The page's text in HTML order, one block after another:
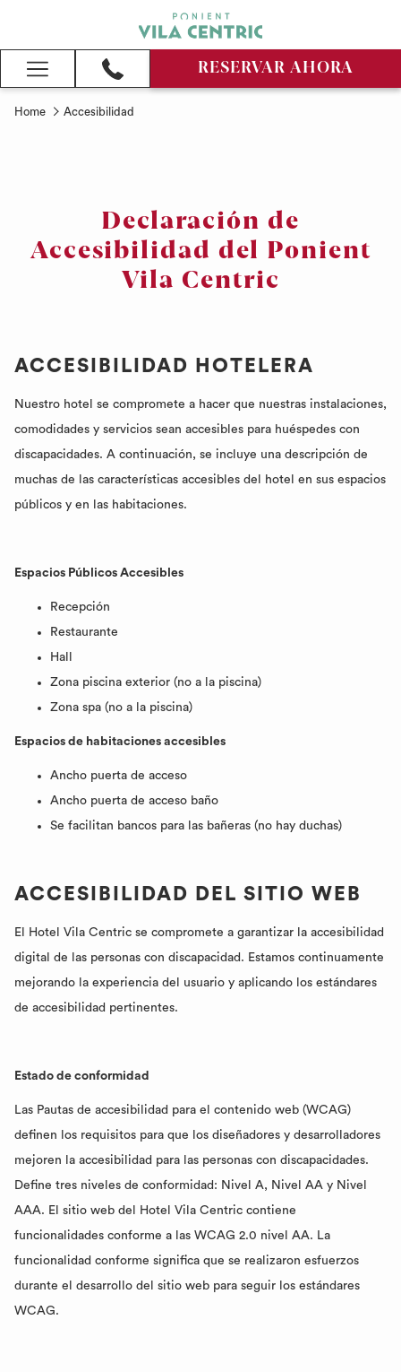
Hamburger
Menu
RESERVAR AHORA
Home Accesibilidad
Declaración de
Accesibilidad del Ponient
Vila Centric
ACCESIBILIDAD HOTELERA
Nuestro hotel se compromete a hacer que nuestras instalaciones,
comodidades y servicios sean accesibles para huéspedes con
discapacidades. A continuación, se incluye una descripción de
muchas de las características accesibles del hotel en sus espacios
públicos y en las habitaciones.
Espacios Públicos Accesibles
Recepción
Restaurante
Hall
Zona piscina exterior (no a la piscina)
Zona spa (no a la piscina)
Espacios de habitaciones accesibles
Ancho puerta de acceso
Ancho puerta de acceso baño
Se facilitan bancos para las bañeras (no hay duchas)
ACCESIBILIDAD DEL SITIO WEB
El Hotel Vila Centric se compromete a garantizar la accesibilidad
digital de las personas con discapacidad. Estamos continuamente
mejorando la experiencia del usuario y aplicando los estándares
de accesibilidad pertinentes.
Estado de conformidad
Las Pautas de accesibilidad para el contenido web (WCAG)
definen los requisitos para que los diseñadores y desarrolladores
mejoren la accesibilidad para las personas con discapacidades.
Define tres niveles de conformidad: Nivel A, Nivel AA y Nivel
AAA. El sitio web del Hotel Vila Centric contiene
funcionalidades conforme a las WCAG 2.0 nivel AA. La
funcionalidad conforme significa que se realizaron esfuerzos
durante el desarrollo del sitio web para seguir los estándares
WCAG.